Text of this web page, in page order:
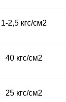
1-2,5 кгс/см2
40 кгс/см2
25 кгс/см2